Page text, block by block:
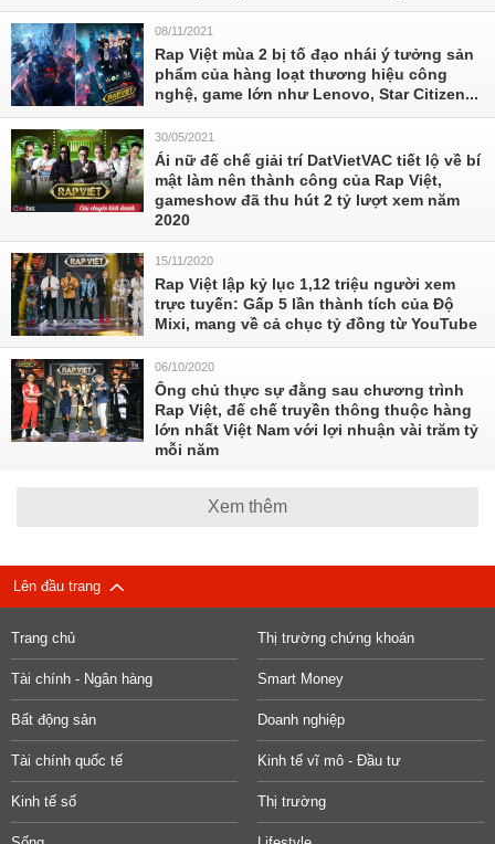
08/11/2021
Rap Việt mùa 2 bị tố đạo nhái ý tưởng sản
phẩm của hàng loạt thương hiệu công
nghệ, game lớn như Lenovo, Star Citizen...
30/05/2021
Ái nữ đế chế giải trí DatVietVAC tiết lộ về bí
mật làm nên thành công của Rap Việt,
gameshow đã thu hút 2 tỷ lượt xem năm
2020
15/11/2020
Rap Việt lập kỷ lục 1,12 triệu người xem
trực tuyến: Gấp 5 lần thành tích của Độ
Mixi, mang về cả chục tỷ đồng từ YouTube
06/10/2020
Ông chủ thực sự đằng sau chương trình
Rap Việt, đế chế truyền thông thuộc hàng
lớn nhất Việt Nam với lợi nhuận vài trăm tỷ
mỗi năm
Xem thêm
Lên đầu trang
Trang chủ Thị trường chứng khoán
Tài chính - Ngân hàng Smart Money
Bất động sản Doanh nghiệp
Tài chính quốc tế Kinh tế vĩ mô - Đầu tư
Kinh tế số Thị trường